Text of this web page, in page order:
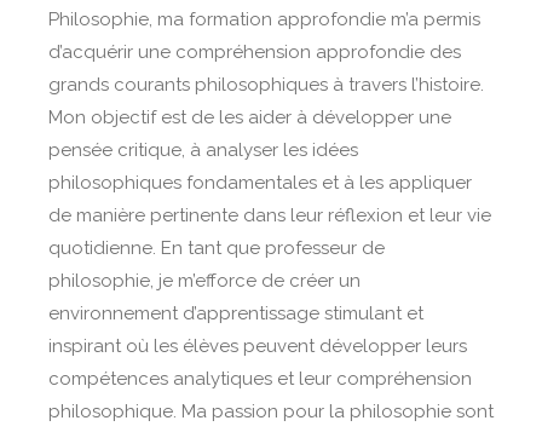
Philosophie, ma formation approfondie m’a permis
d’acquérir une compréhension approfondie des
grands courants philosophiques à travers l’histoire.
Mon objectif est de les aider à développer une
pensée critique, à analyser les idées
philosophiques fondamentales et à les appliquer
de manière pertinente dans leur réflexion et leur vie
quotidienne. En tant que professeur de
philosophie, je m’efforce de créer un
environnement d’apprentissage stimulant et
inspirant où les élèves peuvent développer leurs
compétences analytiques et leur compréhension
philosophique. Ma passion pour la philosophie sont